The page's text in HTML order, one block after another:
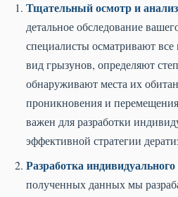
Тщательный осмотр и
детальное обследование
специалисты осматривают
вид грызунов, определяют
обнаруживают места их
проникновения и
важен для разработки
эффективной стратегии
Разработка
полученных данных мы